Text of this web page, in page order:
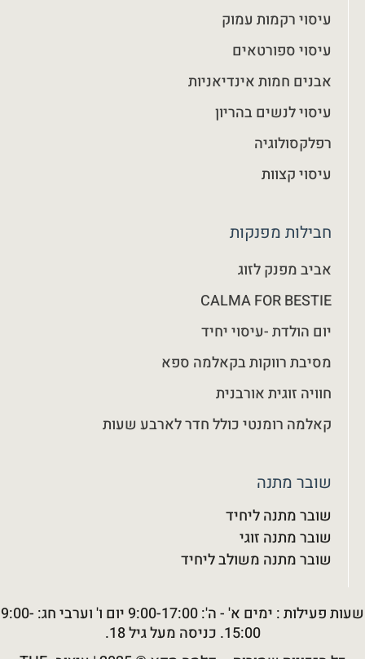
עיסוי רקמות עמוק
עיסוי ספורטאים
אבנים חמות אינדיאניות
עיסוי לנשים בהריון
רפלקסולוגיה
עיסוי קצוות
חבילות מפנקות
אביב מפנק לזוג
CALMA FOR BESTIE
יום הולדת -עיסוי יחיד
מסיבת רווקות בקאלמה ספא
חוויה זוגית אורבנית
קאלמה רומנטי כולל חדר לארבע שעות
שובר מתנה
שובר מתנה ליחיד
שובר מתנה זוגי
שובר מתנה משולב ליחיד
שעות פעילות : ימים א' - ה': 9:00-17:00 יום ו' וערבי חג: 9:00-
15:00. כניסה מעל גיל 18.